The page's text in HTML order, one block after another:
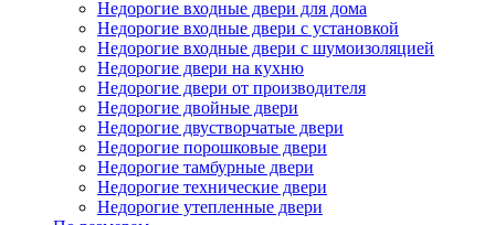
Недорогие входные двери для дома
Недорогие входные двери с установкой
Недорогие входные двери с шумоизоляцией
Недорогие двери на кухню
Недорогие двери от производителя
Недорогие двойные двери
Недорогие двустворчатые двери
Недорогие порошковые двери
Недорогие тамбурные двери
Недорогие технические двери
Недорогие утепленные двери